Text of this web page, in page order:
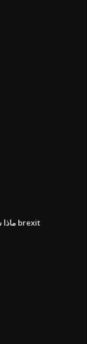
ماذا سيحدث لمعدلات الرهن العقاري إذا لم يكن هناك صفقة brexit